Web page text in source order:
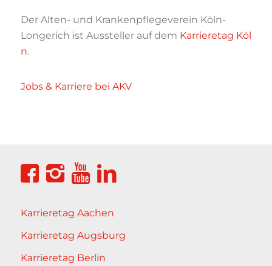
Der Alten- und Krankenpflegeverein Köln-
Longerich ist Aussteller auf dem Karrieretag Köl
n.
Jobs & Karriere bei AKV
Karrieretag Aachen
Karrieretag Augsburg
Karrieretag Berlin